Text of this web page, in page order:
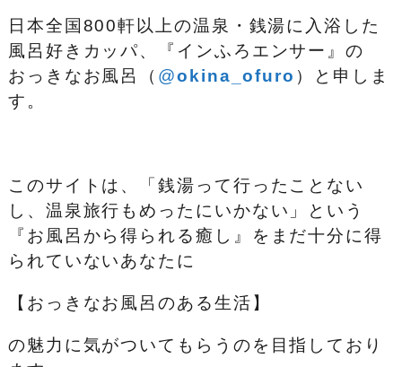
日本全国800軒以上の温泉・銭湯に入浴した
風呂好きカッパ、『インふろエンサー』の
おっきなお風呂（ @okina_ofuro ）
と申しま
す。
このサイトは、「銭湯って行ったことない
し、温泉旅行もめったにいかない」という
『お風呂から得られる癒し』をまだ十分に得
られていないあなたに
【おっきなお風呂のある生活】
の魅力に気がついてもらうのを目指しており